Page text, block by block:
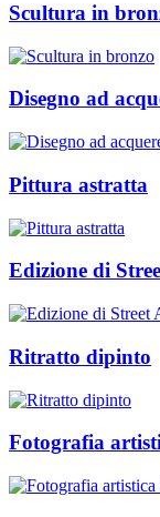
Scultura in
Disegno ad
Pittura astratta
Edizione di
Ritratto dipinto
Fotografia